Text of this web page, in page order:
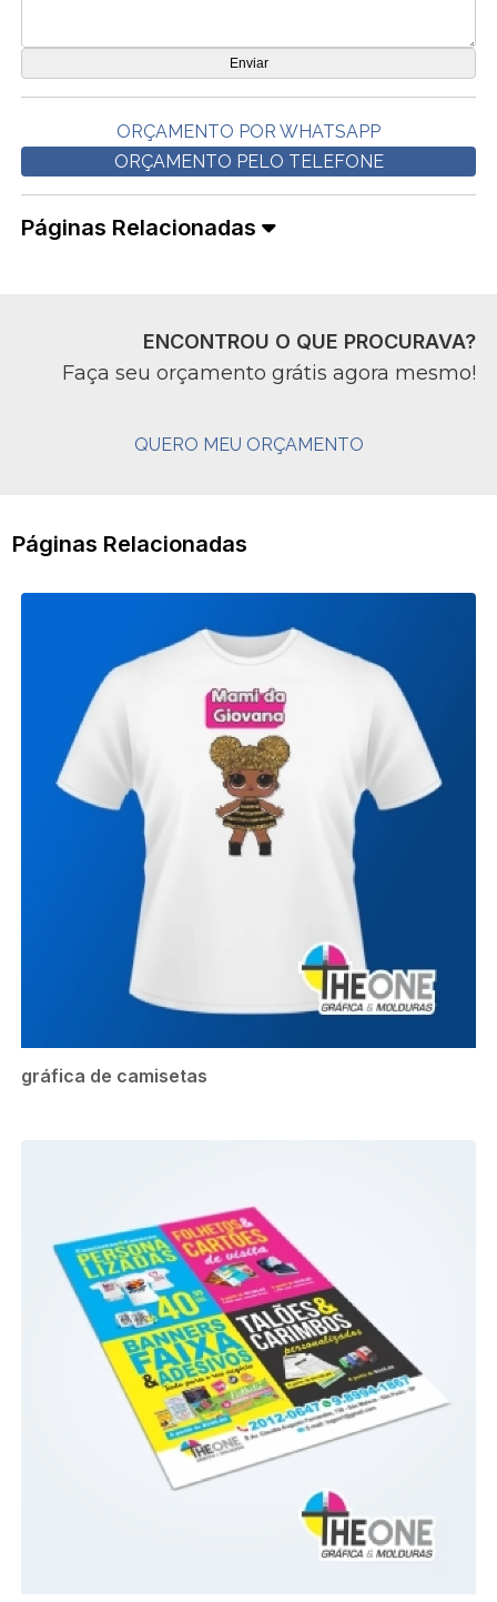
ORÇAMENTO POR WHATSAPP
ORÇAMENTO PELO TELEFONE
Páginas Relacionadas
ENCONTROU O QUE PROCURAVA?
Faça seu orçamento grátis agora mesmo!
QUERO MEU ORÇAMENTO
Páginas Relacionadas
gráfica de camisetas